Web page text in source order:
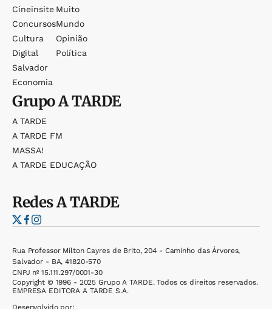
Cineinsite
Concursos
Cultura
Digital
Salvador
Economia
Muito
Mundo
Opinião
Política
GrupoA TARDE
A TARDE
A TARDE FM
MASSA!
A TARDE EDUCAÇÃO
RedesA TARDE
Rua Professor Milton Cayres de Brito, 204 - Caminho das Árvores,
Salvador - BA, 41820-570
CNPJ nº 15.111.297/0001-30
Copyright © 1996 - 2025 Grupo A TARDE. Todos os direitos reservados.
EMPRESA EDITORA A TARDE S.A.
Desenvolvido por: